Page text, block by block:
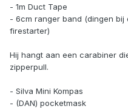
- 1m Duct Tape
- 6cm ranger band (dingen bij
firestarter)
Hij hangt aan een carabiner
zipperpull.
- Silva Mini Kompas
- (DAN) pocketmask